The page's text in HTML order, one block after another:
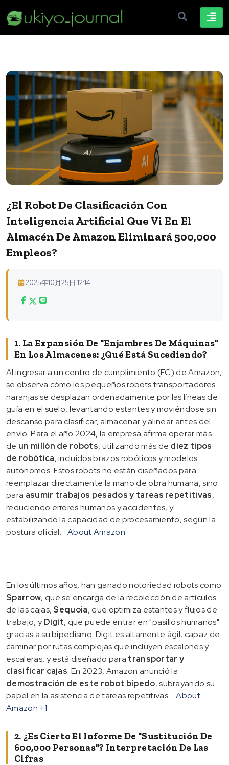
¿El Robot De Clasificación Con
Inteligencia Artificial Que Vi En El
Almacén De Amazon Eliminará 500,000
Empleos?
2025年10月25日 12:14
1. La Expansión De "enjambres De Máquinas"
En Los Almacenes: ¿Qué Está Sucediendo?
Al ingresar a un centro de cumplimiento (FC) de Amazon,
se observa cómo los pequeños robots transportadores
naranjas se desplazan ordenadamente por las líneas de
guía en el suelo, levantando estantes y moviéndose sin
descanso para clasificar, almacenar y alinear antes del
envío. Para el año 2024, la empresa afirma operar más
de un millón de robots, utilizando más de diez tipos
de robótica, incluidos brazos robóticos y modelos
autónomos. Estos robots no están diseñados para
reemplazar directamente la mano de obra humana, sino
para asumir trabajos pesados y tareas repetitivas,
reduciendo errores humanos y accidentes, y
estabilizando la capacidad de procesamiento, según la
postura oficial.
About Amazon
En los últimos años, han ganado notoriedad robots como
Sparrow, que se encarga de la recolección de artículos
de las cajas,Sequoia, que optimiza estantes y flujos de
trabajo, yDigit, que puede entrar en "pasillos humanos"
gracias a su bipedismo. Digit es altamente ágil, capaz de
caminar por rutas complejas que incluyen escalones y
escaleras, y está diseñado para transportar y
clasificar cajas. En 2023, Amazon anunció la
demostración de este robot bípedo, subrayando su
papel en la asistencia de tareas repetitivas.
About
Amazon +1
2. ¿Es Cierto El Informe De "sustitución De
600,000 Personas"? Interpretación De Las
Cifras